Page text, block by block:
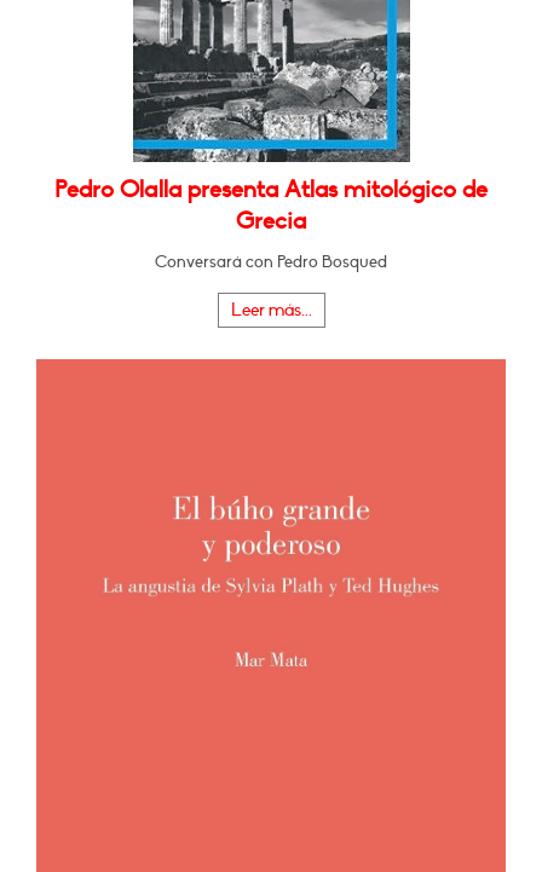
Pedro Olalla presenta Atlas mitológico de
Grecia
Conversará con Pedro Bosqued
Leer más...